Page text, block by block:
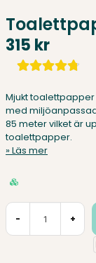
315 kr
Mjukt
med
85 meter vilket är
toalettpapper.
Läs mer
- +